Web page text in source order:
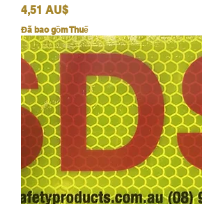
Giá
4,51 AU$
Đã bao gồm Thuế